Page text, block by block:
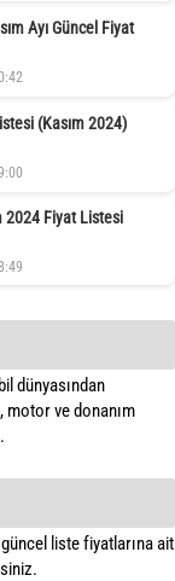
Ayı Güncel Fiyat
(Kasım 2024)
2024 Fiyat Listesi
dünyasından
motor ve donanım
liste fiyatlarına ait